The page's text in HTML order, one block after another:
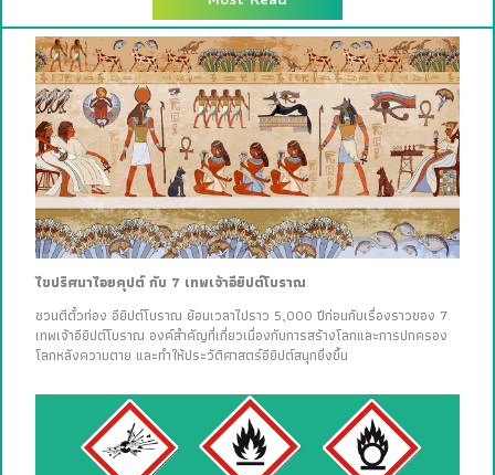
ไขปริศนาไอยคุปต์ กับ 7 เทพเจ้าอียิปต์โบราณ
ชวนตีตั๋วท่อง อียิปต์โบราณ ย้อนเวลาไปราว 5,000 ปีก่อนกับเรื่องราวของ 7
เทพเจ้าอียิปต์โบราณ องค์สำคัญที่เกี่ยวเนื่องกับการสร้างโลกและการปกครอง
โลกหลังความตาย และทำให้ประวัติศาสตร์อียิปต์สนุกยิ่งขึ้น